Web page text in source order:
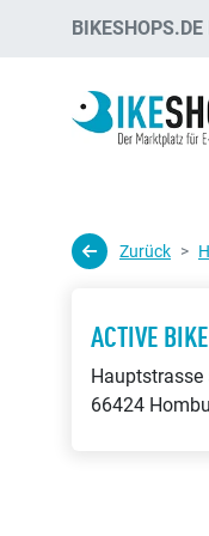
Zurück
ACTIVE
Hauptstrasse
66424